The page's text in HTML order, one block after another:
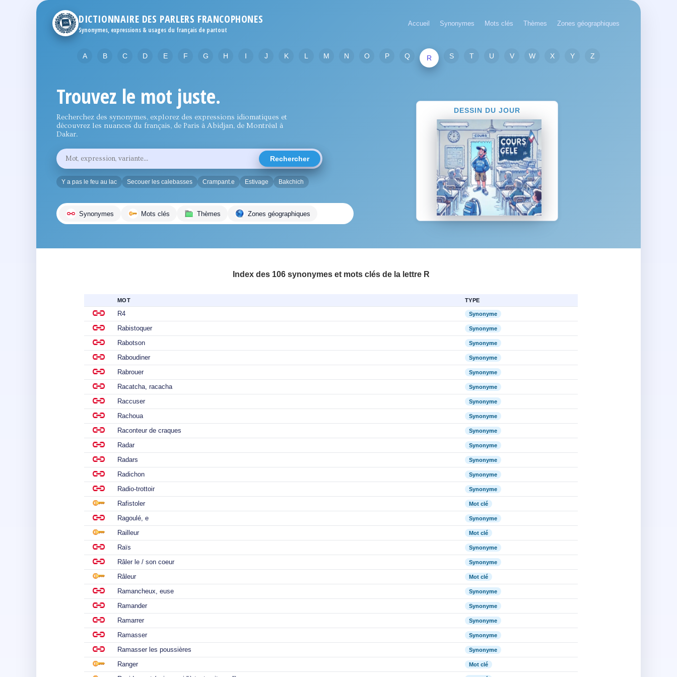
DICTIONNAIRE DES PARLERS FRANCOPHONES
Synonymes, expressions & usages du français de partout
Accueil Synonymes Mots clés Thèmes Zones géographiques
A B C D E F G H I J K L M N O P Q R S T U V W X Y Z
Trouvez le mot juste.
Recherchez des synonymes, explorez des expressions idiomatiques et
découvrez les nuances du français, de Paris à Abidjan, de Montréal à
Dakar.
Rechercher
un
mot,
une
expression
une
variante
Rechercher
Y a pas le feu au lac Secouer les calebasses Crampant.e Estivage Bakchich
Synonymes Mots clés Thèmes Zones géographiques
DESSIN DU JOUR
Index des 106 synonymes et mots clés de la lettre R
MOT TYPE
R4 Synonyme
Rabistoquer Synonyme
Rabotson Synonyme
Raboudiner Synonyme
Rabrouer Synonyme
Racatcha, racacha Synonyme
Raccuser Synonyme
Rachoua Synonyme
Raconteur de craques Synonyme
Radar Synonyme
Radars Synonyme
Radichon Synonyme
Radio-trottoir Synonyme
Rafistoler Mot clé
Ragoulé, e Synonyme
Railleur Mot clé
Raïs Synonyme
Râler le / son coeur Synonyme
Râleur Mot clé
Ramancheux, euse Synonyme
Ramander Synonyme
Ramarrer Synonyme
Ramasser Synonyme
Ramasser les poussières Synonyme
Ranger Mot clé